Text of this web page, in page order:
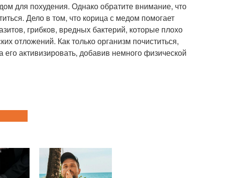
для похудения. Однако обратите внимание, что
Дело в том, что корица с медом помогает
грибков, вредных бактерий, которые плохо
отложений. Как только организм почиститься,
активизировать, добавив немного физической